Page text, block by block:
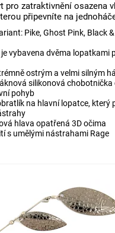
pro zatraktivnění osazena
připevníte na
Pike, Ghost Pink, Black
vybavena dvěma lopatkami
ostrým a velmi silným
silikonová chobotnička
pohyb
na hlavní lopatce, který
hlava opatřená 3D očima
s umělými nástrahami Rage